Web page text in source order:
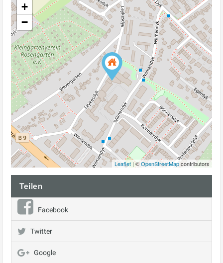
+
−
Leaflet | ©OpenStreetMapcontributors
Teilen
Facebook
Twitter
Google